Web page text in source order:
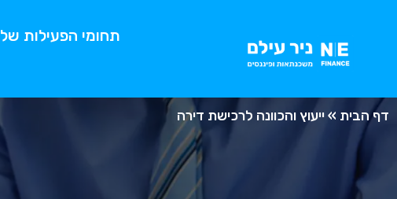
תחומי הפעילות
דף הבית »ייעוץ והכוונה לרכישת דירה